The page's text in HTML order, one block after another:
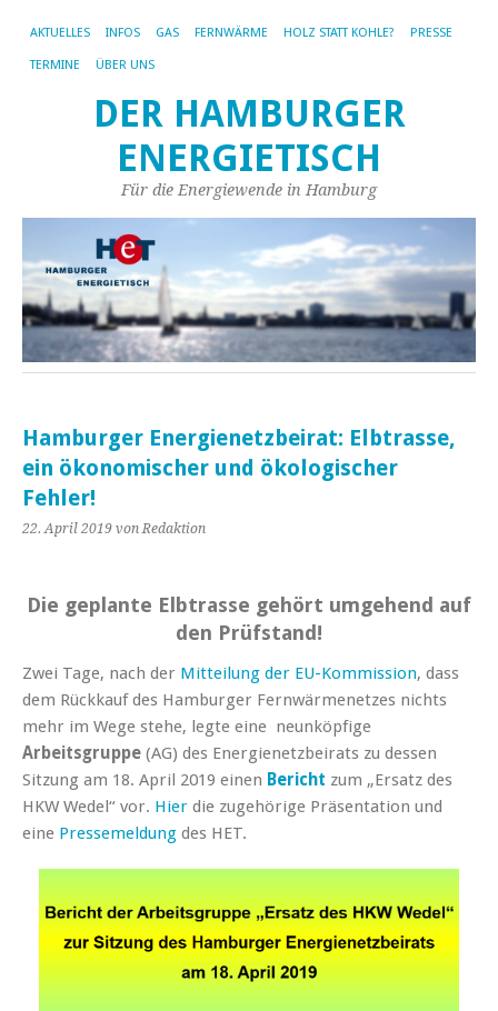
AKTUELLES INFOS GAS FERNWÄRME HOLZ STATT KOHLE? PRESSE
TERMINE ÜBER UNS
DER HAMBURGER
ENERGIETISCH
Für die Energiewende in Hamburg
Hamburger Energienetzbeirat: Elbtrasse,
ein ökonomischer und ökologischer
Fehler!
22. April 2019 von Redaktion
Die geplante Elbtrasse gehört umgehend auf
den Prüfstand!
Zwei Tage, nach der Mitteilung der EU-Kommission, dass
dem Rückkauf des Hamburger Fernwärmenetzes nichts
mehr im Wege stehe, legte eine neunköpfige
Arbeitsgruppe (AG) des Energienetzbeirats zu dessen
Sitzung am 18. April 2019 einen Bericht zum „Ersatz des
HKW Wedel“ vor. Hier die zugehörige Präsentation und
eine Pressemeldung des HET.